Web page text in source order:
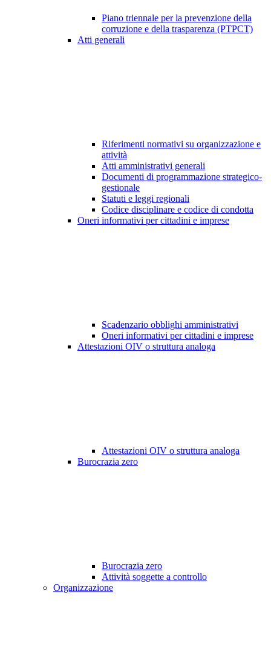
Piano triennale per la prevenzione della
corruzione e della trasparenza (PTPCT)
Atti generali
Riferimenti normativi su organizzazione e
attività
Atti amministrativi generali
Documenti di programmazione strategico-
gestionale
Statuti e leggi regionali
Codice disciplinare e codice di condotta
Oneri informativi per cittadini e imprese
Scadenzario obblighi amministrativi
Oneri informativi per cittadini e imprese
Attestazioni OIV o struttura analoga
Attestazioni OIV o struttura analoga
Burocrazia zero
Burocrazia zero
Attività soggette a controllo
Organizzazione